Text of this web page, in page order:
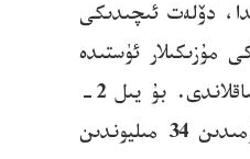
دۆلەت ئىچىدىكى
مۇزىكىلار ئۈستىدە
ئىزدىنىش: جۇڭگو كىلاسسىك مۇزىكىلىرىدىن زوقلىنىش» ناملىق چوڭ تىپتىكى مۇزىكا پىلاستىنكىسى جۇڭگو دۆلەتلىك نەشر بۇيۇملىرى سارىيىدا ساقلاندى. بۇ يىل 2-
ئايغىچە، دۆلەتلىك نەشر بۇيۇملىرى سارىيىدا جۇڭخۇا قەدىمكى ئەسەرلىرى، يېقىنقى، ھازىرقى زامان نەشر بۇيۇملىرى قاتارلىق ئەمەلىي نەشر بۇيۇمىدىن 34 مىليوندىن